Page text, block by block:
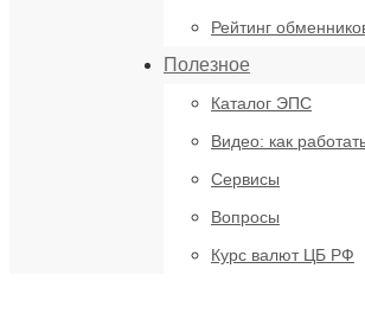
Рейтинг
Полезное
Каталог ЭПС
Видео: как
Сервисы
Вопросы
Курс валют ЦБ РФ